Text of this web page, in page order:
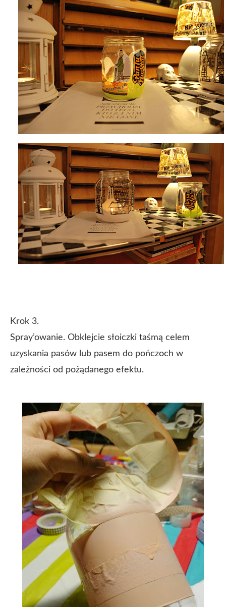
Krok 3.
Spray’owanie. Obklejcie słoiczki taśmą celem
uzyskania pasów lub pasem do pończoch w
zależności od pożądanego efektu.